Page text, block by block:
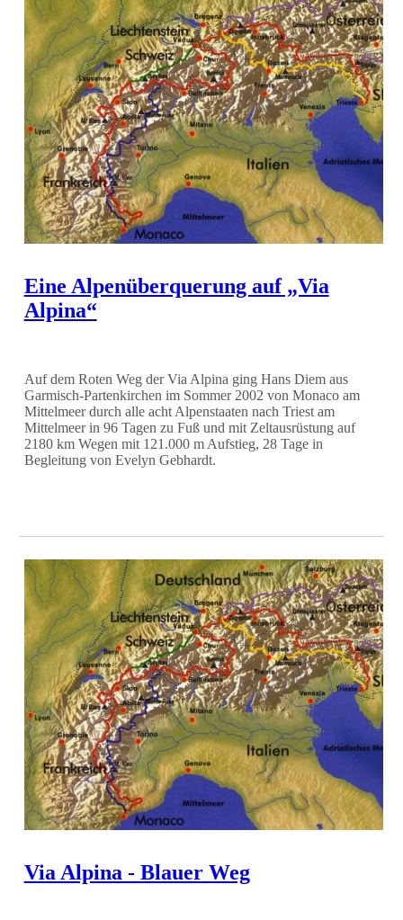
Eine Alpenüberquerung auf „Via
Alpina“
Auf dem Roten Weg der Via Alpina ging Hans Diem aus
Garmisch-Partenkirchen im Sommer 2002 von Monaco am
Mittelmeer durch alle acht Alpenstaaten nach Triest am
Mittelmeer in 96 Tagen zu Fuß und mit Zeltausrüstung auf
2180 km Wegen mit 121.000 m Aufstieg, 28 Tage in
Begleitung von Evelyn Gebhardt.
Via Alpina - Blauer Weg